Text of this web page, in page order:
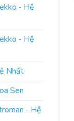
- Hệ
- Hệ
Nhất
Sen
- Hệ
MINH HÒA
Minh Hòa